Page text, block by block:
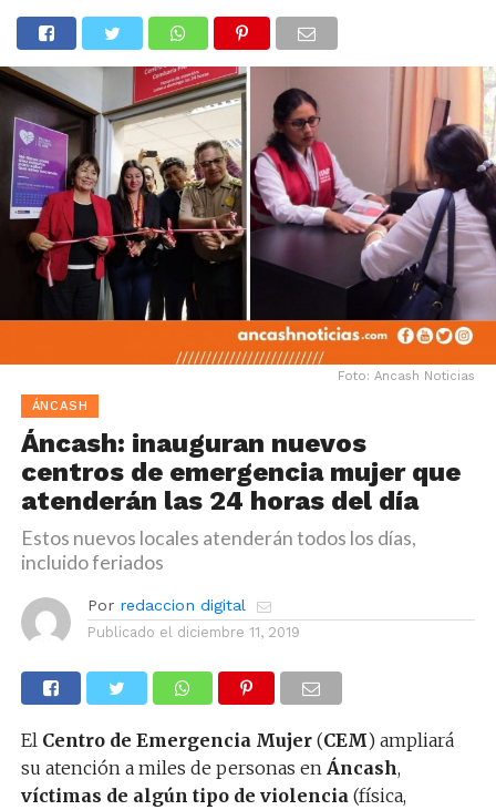
Foto: Ancash Noticias
ÁNCASH
Áncash: inauguran nuevos
centros de emergencia mujer que
atenderán las 24 horas del día
Estos nuevos locales atenderán todos los días,
incluido feriados
Por redaccion digital
Publicado el diciembre 11, 2019
El Centro de Emergencia Mujer(CEM) ampliará
su atención a miles de personas en Áncash,
víctimas de algún tipo de violencia (física,